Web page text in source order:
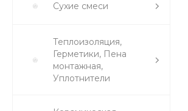
Сухие смеси
Теплоизоляция,
Герметики, Пена
монтажная,
Уплотнители